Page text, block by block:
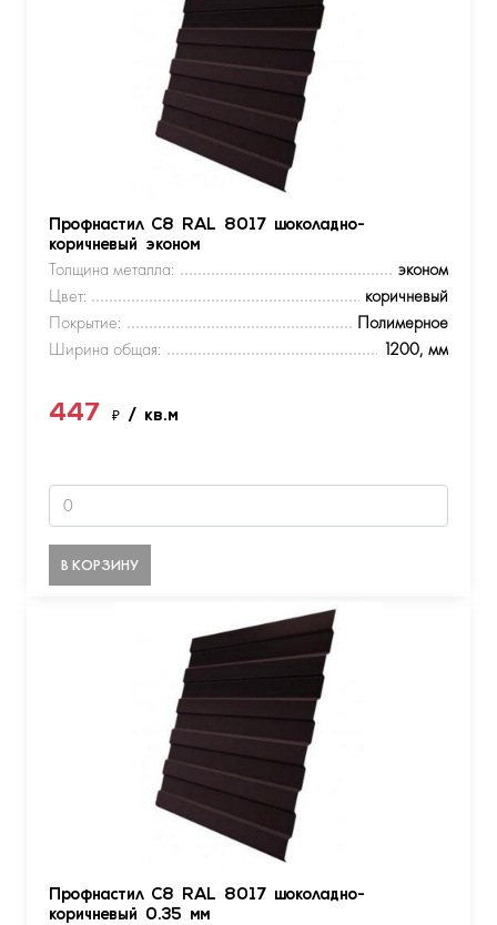
Профнастил С8 RAL 8017 шоколадно-
коричневый эконом
Толщина металла:
эконом
Цвет:
коричневый
Покрытие:
Полимерное
Ширина общая:
1200, мм
447 ₽ / кв.м
В КОРЗИНУ
Профнастил С8 RAL 8017 шоколадно-
коричневый 0.35 мм